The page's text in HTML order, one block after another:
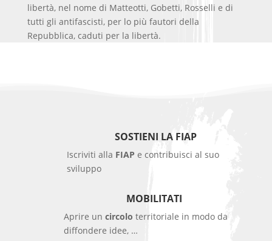
libertà, nel nome di Matteotti, Gobetti, Rosselli e di
tutti gli antifascisti, per lo più fautori della
Repubblica, caduti per la libertà.
SOSTIENI LA FIAP
Iscriviti alla FIAP e contribuisci al suo
sviluppo
MOBILITATI
Aprire un circolo territoriale in modo da
diffondere idee, …